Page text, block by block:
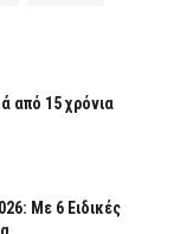
από 15 χρόνια
Με 6 Ειδικές